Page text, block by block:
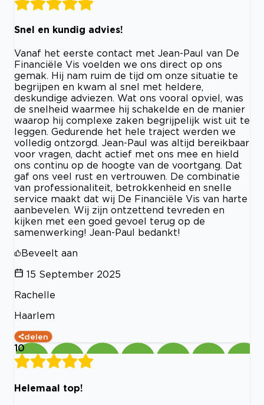
Snel en kundig advies!
Vanaf het eerste contact met Jean-Paul van De
Financiële Vis voelden we ons direct op ons
gemak. Hij nam ruim de tijd om onze situatie te
begrijpen en kwam al snel met heldere,
deskundige adviezen. Wat ons vooral opviel, was
de snelheid waarmee hij schakelde en de manier
waarop hij complexe zaken begrijpelijk wist uit te
leggen. Gedurende het hele traject werden we
volledig ontzorgd. Jean-Paul was altijd bereikbaar
voor vragen, dacht actief met ons mee en hield
ons continu op de hoogte van de voortgang. Dat
gaf ons veel rust en vertrouwen. De combinatie
van professionaliteit, betrokkenheid en snelle
service maakt dat wij De Financiële Vis van harte
aanbevelen. Wij zijn ontzettend tevreden en
kijken met een goed gevoel terug op de
samenwerking! Jean-Paul bedankt!
Beveelt aan
15 September 2025
Rachelle
Haarlem
delen
10
Helemaal top!